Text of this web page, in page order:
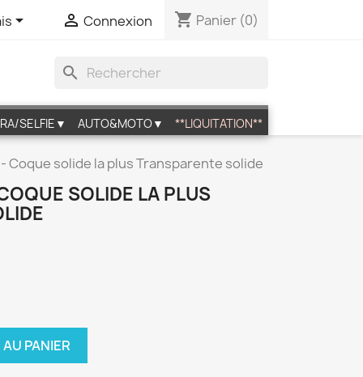
  Connexion shopping_cart Panier (0)
search
SELFIE▼ AUTO&MOTO▼ **LIQUITATION**
- Coque solide la plus Transparente solide
SOLIDE LA PLUS
PANIER